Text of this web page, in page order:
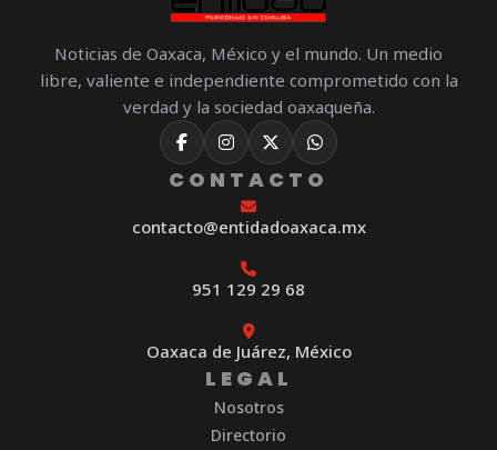
Noticias de Oaxaca, México y el mundo. Un medio
libre, valiente e independiente comprometido con la
verdad y la sociedad oaxaqueña.
CONTACTO
contacto@entidadoaxaca.mx
951 129 29 68
Oaxaca de Juárez, México
LEGAL
Nosotros
Directorio